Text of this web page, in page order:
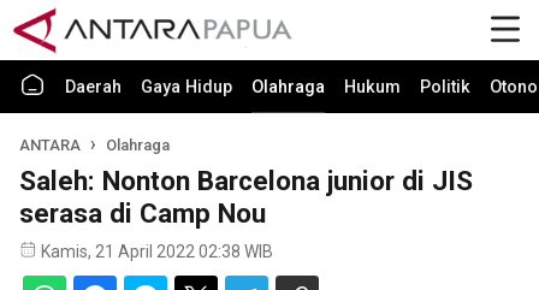
Daerah Gaya Hidup Olahraga Hukum Politik
ANTARA Olahraga
Saleh: Nonton Barcelona junior di JIS
serasa di Camp Nou
Kamis, 21 April 2022 02:38 WIB